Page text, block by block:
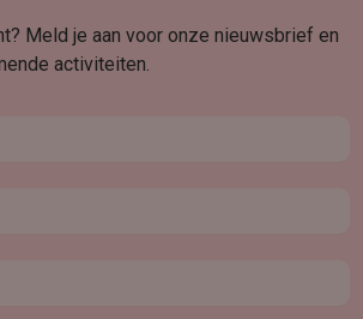
Meld je aan voor onze nieuwsbrief en
activiteiten.